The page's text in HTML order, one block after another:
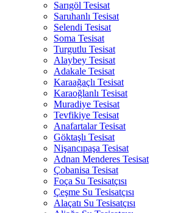
Sarıgöl Tesisat
Saruhanlı Tesisat
Selendi Tesisat
Soma Tesisat
Turgutlu Tesisat
Alaybey Tesisat
Adakale Tesisat
Karaağaçlı Tesisat
Karaoğlanlı Tesisat
Muradiye Tesisat
Tevfikiye Tesisat
Anafartalar Tesisat
Göktaşlı Tesisat
Nişancıpaşa Tesisat
Adnan Menderes Tesisat
Çobanisa Tesisat
Foça Su Tesisatçısı
Çeşme Su Tesisatçısı
Alaçatı Su Tesisatçısı